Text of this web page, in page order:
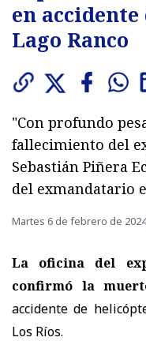
en
Lago Ranco
"Con profundo
fallecimiento del
Sebastián Piñera
del exmandatario
Martes 6 de febrero de
La oficina del
confirmó la
accidente de
Los Ríos.